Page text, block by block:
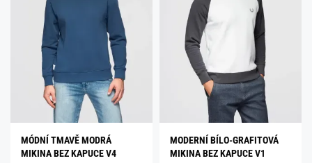
MÓDNÍ TMAVĚ MODRÁ
MIKINA BEZ KAPUCE V4
MODERNÍ BÍLO-GRAFITOVÁ
MIKINA BEZ KAPUCE V1